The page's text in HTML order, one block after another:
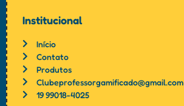
Institucional
Início
Contato
Produtos
Clubeprofessorgamificado@gmail.com
19 99018-4025